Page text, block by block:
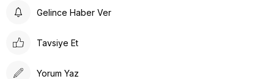
Gelince Haber Ver
Tavsiye Et
Yorum Yaz